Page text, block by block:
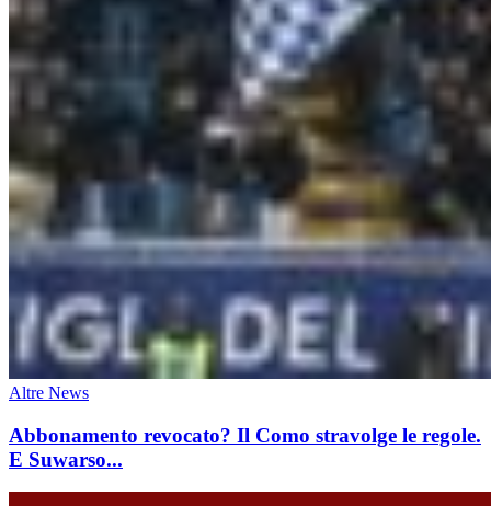
Altre News
Abbonamento revocato? Il Como stravolge le regole.
E Suwarso...